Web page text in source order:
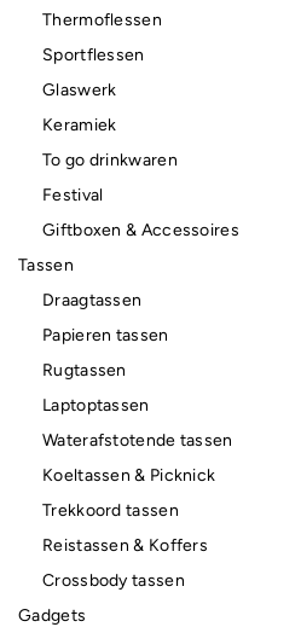
Thermoflessen
Sportflessen
Glaswerk
Keramiek
To go drinkwaren
Festival
Giftboxen & Accessoires
Tassen
Draagtassen
Papieren tassen
Rugtassen
Laptoptassen
Waterafstotende tassen
Koeltassen & Picknick
Trekkoord tassen
Reistassen & Koffers
Crossbody tassen
Gadgets